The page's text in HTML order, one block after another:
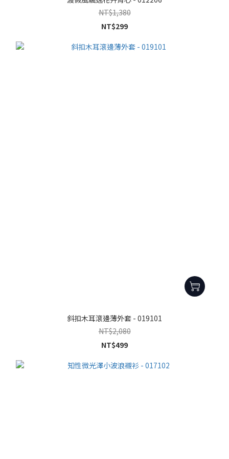
NT$1,380
NT$299
斜扣木耳滾邊薄外套 - 019101
NT$2,080
NT$499